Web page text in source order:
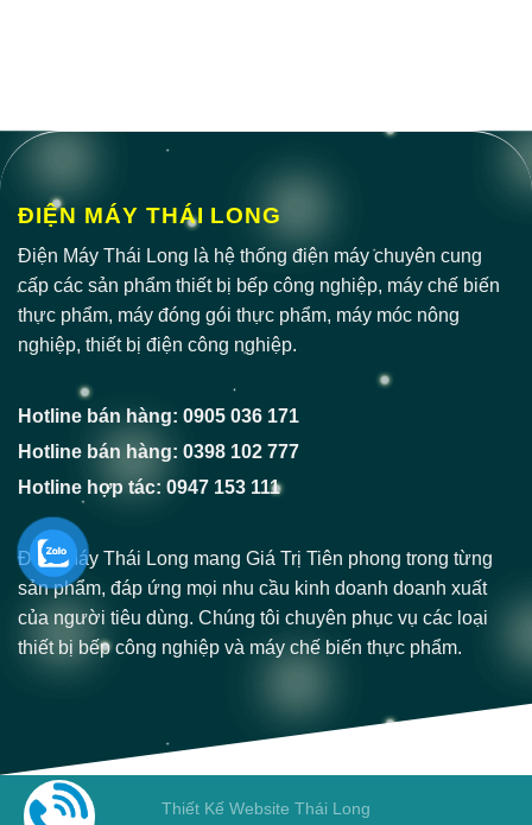
ĐIỆN MÁY THÁI LONG
Điện Máy Thái Long là hệ thống điện máy chuyên cung
cấp các sản phẩm thiết bị bếp công nghiệp, máy chế biến
thực phẩm, máy đóng gói thực phẩm, máy móc nông
nghiệp, thiết bị điện công nghiệp.
Hotline bán hàng: 0905 036 171
Hotline bán hàng: 0398 102 777
Hotline hợp tác: 0947 153 111
Điện Máy Thái Long mang Giá Trị Tiên phong trong từng
sản phẩm, đáp ứng mọi nhu cầu kinh doanh doanh xuất
của người tiêu dùng. Chúng tôi chuyên phục vụ các loại
thiết bị bếp công nghiệp và máy chế biến thực phẩm.
Thiết Kế Website Thái Long